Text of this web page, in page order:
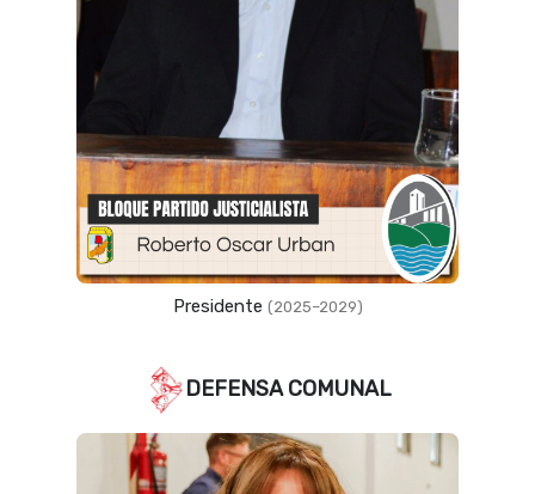
Presidente (2025–2029)
DEFENSA COMUNAL